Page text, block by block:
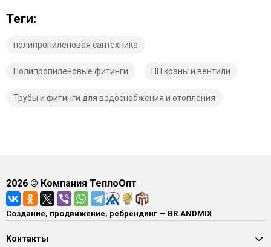
Теги:
полипропиленовая сантехника
Полипропиленовые фитинги ПП краны и вентили
Трубы и фитинги для водоснабжения и отопления
2026© Компания ТеплоОпт
Создание, продвижение, ребрендинг — BR.ANDMIX
Контакты